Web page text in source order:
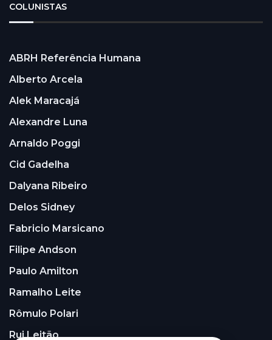
COLUNISTAS
ABRH Referência Humana
Alberto Arcela
Alek Maracajá
Alexandre Luna
Arnaldo Poggi
Cid Gadelha
Dalyana Ribeiro
Delos Sidney
Fabricio Marsicano
Filipe Andson
Paulo Amilton
Ramalho Leite
Rômulo Polari
Rui Leitão